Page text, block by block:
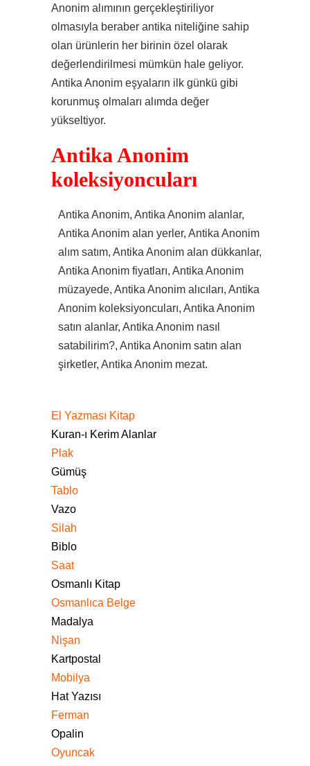
Anonim alımının gerçekleştiriliyor
olmasıyla beraber antika niteliğine sahip
olan ürünlerin her birinin özel olarak
değerlendirilmesi mümkün hale geliyor.
Antika Anonim eşyaların ilk günkü gibi
korunmuş olmaları alımda değer
yükseltiyor.
Antika Anonim
koleksiyoncuları
Antika Anonim, Antika Anonim alanlar,
Antika Anonim alan yerler, Antika Anonim
alım satım, Antika Anonim alan dükkanlar,
Antika Anonim fiyatları, Antika Anonim
müzayede, Antika Anonim alıcıları, Antika
Anonim koleksiyoncuları, Antika Anonim
satın alanlar, Antika Anonim nasıl
satabilirim?, Antika Anonim satın alan
şirketler, Antika Anonim mezat.
El Yazması Kitap
Kuran-ı Kerim Alanlar
Plak
Gümüş
Tablo
Vazo
Silah
Biblo
Saat
Osmanlı Kitap
Osmanlıca Belge
Madalya
Nişan
Kartpostal
Mobilya
Hat Yazısı
Ferman
Opalin
Oyuncak